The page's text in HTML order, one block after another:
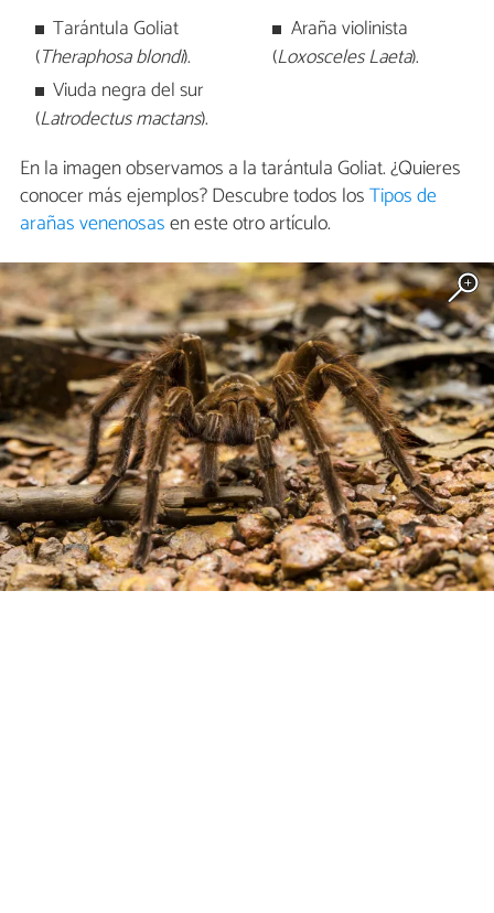
Tarántula Goliat
(Theraphosa blondi).
Viuda negra del sur
(Latrodectus mactans).
Araña violinista
(Loxosceles Laeta).
En la imagen observamos a la tarántula Goliat. ¿Quieres
conocer más ejemplos? Descubre todos losTipos de
arañas venenosasen este otro artículo.